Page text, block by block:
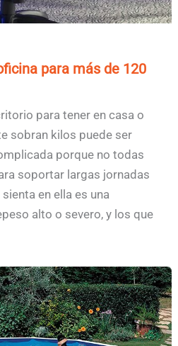
para más de 120
para tener en casa o
sobran kilos puede ser
porque no todas
soportar largas jornadas
en ella es una
alto o severo, y los que